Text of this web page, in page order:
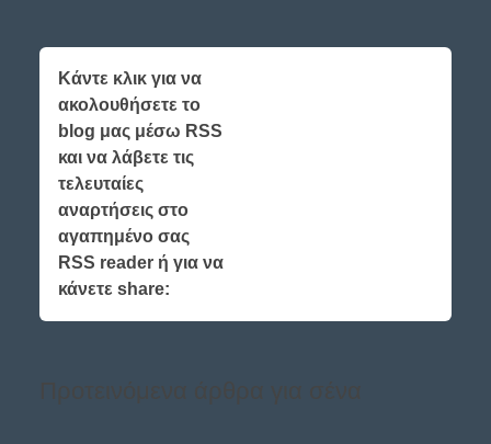
Κάντε κλικ για να
ακολουθήσετε το
blog μας μέσω RSS
και να λάβετε τις
τελευταίες
αναρτήσεις στο
αγαπημένο σας
RSS reader ή για να
κάνετε share: